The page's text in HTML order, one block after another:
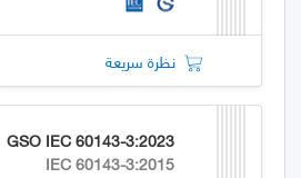
نظرة سريعة
GSO IEC 60143-3:2023
IEC 60143-3:2015